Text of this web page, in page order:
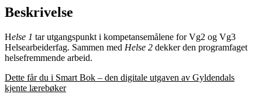
Beskrivelse
Helse 1 tar utgangspunkt i kompetansemålene for Vg2 og Vg3
Helsearbeiderfag. Sammen med Helse 2 dekker den programfaget
helsefremmende arbeid.
Dette får du i Smart Bok – den digitale utgaven av Gyldendals
kjente lærebøker